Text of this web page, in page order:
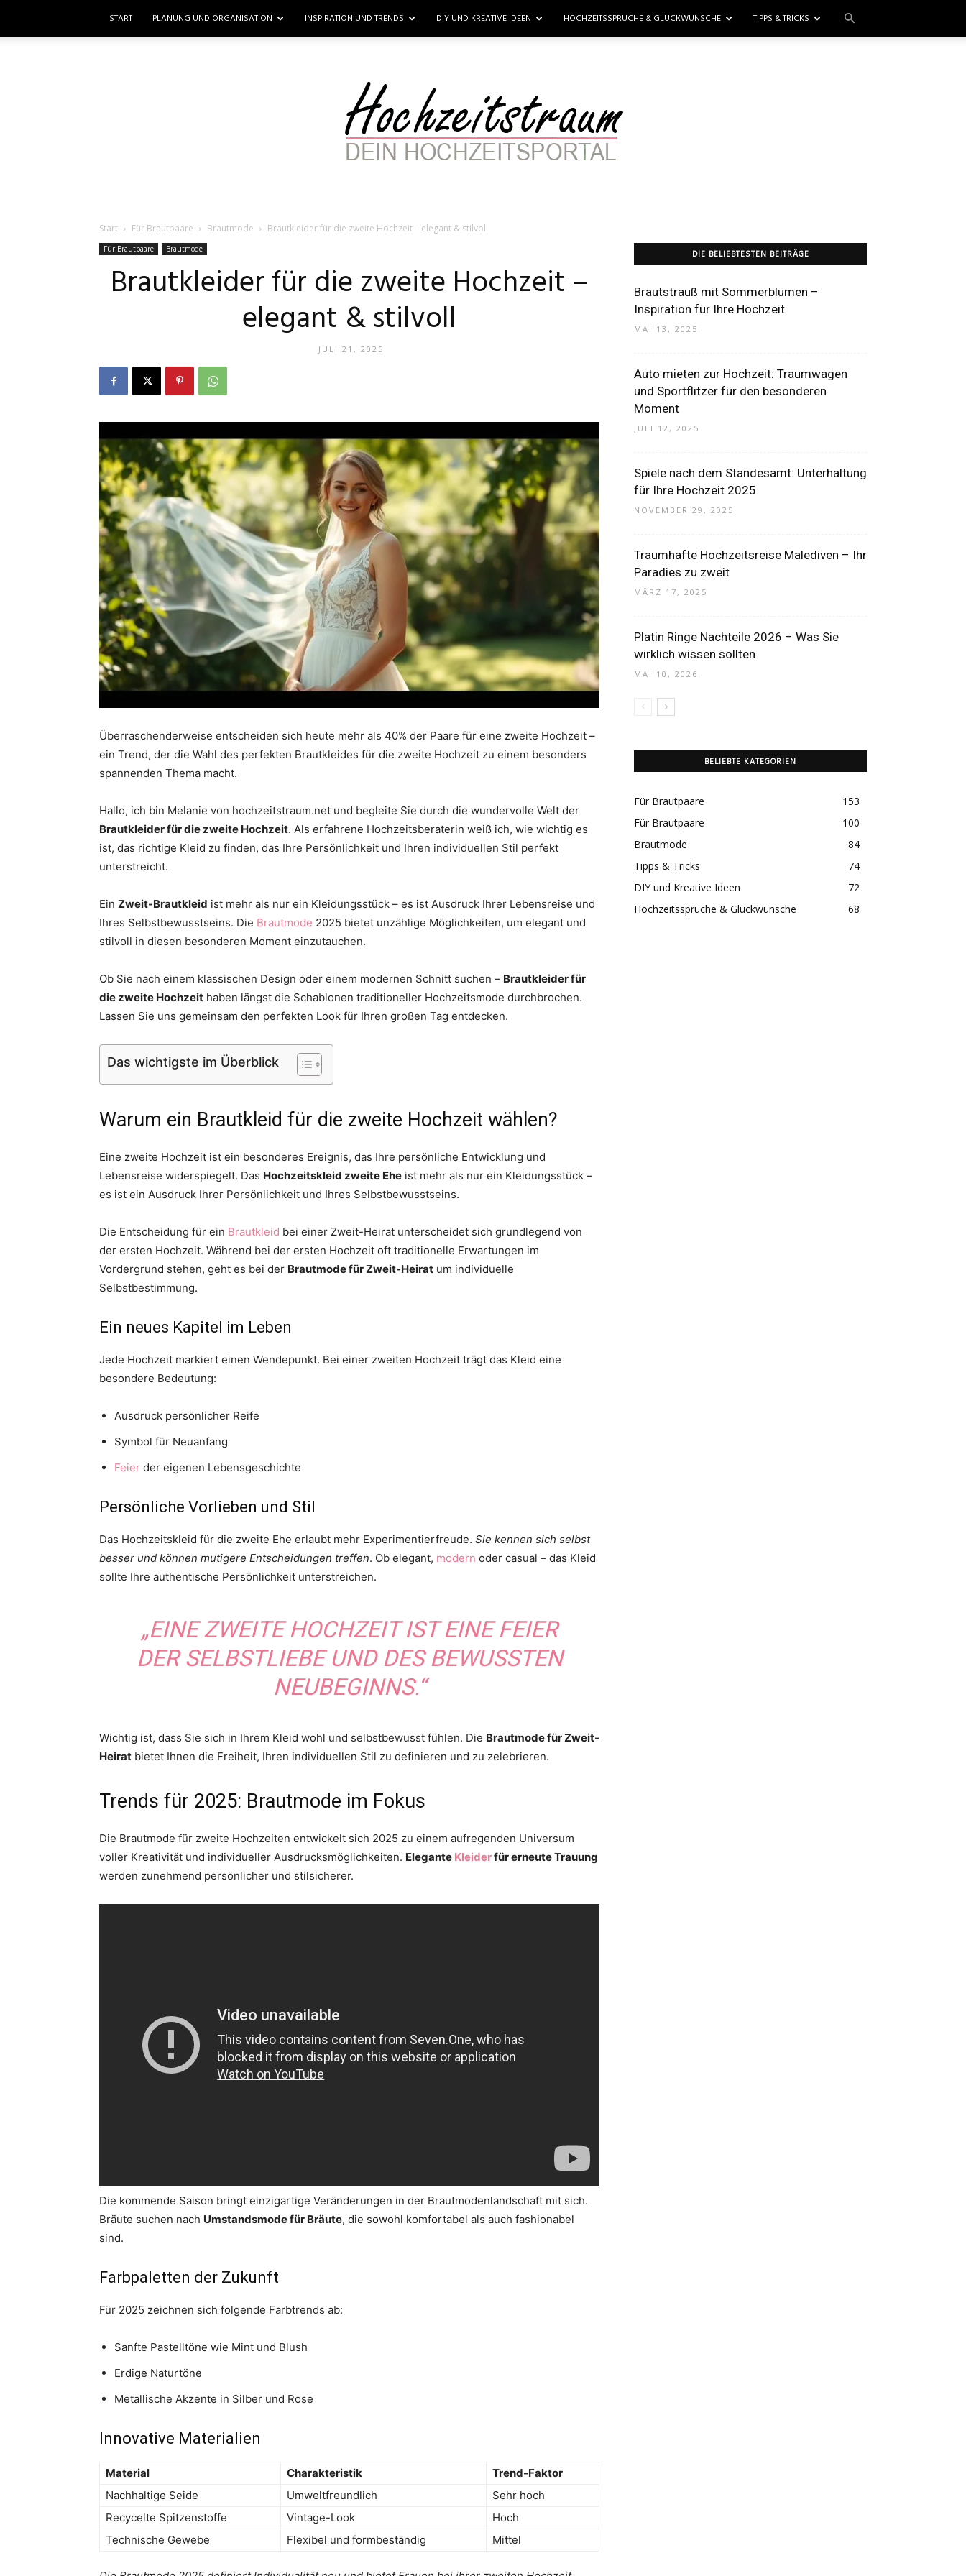
START PLANUNG UND ORGANISATION INSPIRATION UND TRENDS DIY UND KREATIVE IDEEN HOCHZEITSSPRÜCHE & GLÜCKWÜNSCHE TIPPS & TRICKS
Dein
Hochzeit
Start Für Brautpaare Brautmode Brautkleider für die zweite Hochzeit – elegant & stilvoll
Für Brautpaare Brautmode
Brautkleider für die zweite Hochzeit –
elegant & stilvoll
JULI 21, 2025
Überraschenderweise entscheiden sich heute mehr als 40% der Paare für eine zweite Hochzeit –
ein Trend, der die Wahl des perfekten Brautkleides für die zweite Hochzeit zu einem besonders
spannenden Thema macht.
Hallo, ich bin Melanie von hochzeitstraum.net und begleite Sie durch die wundervolle Welt der
Brautkleider für die zweite Hochzeit. Als erfahrene Hochzeitsberaterin weiß ich, wie wichtig es
ist, das richtige Kleid zu finden, das Ihre Persönlichkeit und Ihren individuellen Stil perfekt
unterstreicht.
Ein Zweit-Brautkleid ist mehr als nur ein Kleidungsstück – es ist Ausdruck Ihrer Lebensreise und
Ihres Selbstbewusstseins. Die Brautmode 2025 bietet unzählige Möglichkeiten, um elegant und
stilvoll in diesen besonderen Moment einzutauchen.
Ob Sie nach einem klassischen Design oder einem modernen Schnitt suchen – Brautkleider für
die zweite Hochzeit haben längst die Schablonen traditioneller Hochzeitsmode durchbrochen.
Lassen Sie uns gemeinsam den perfekten Look für Ihren großen Tag entdecken.
Das wichtigste im Überblick
Warum ein Brautkleid für die zweite Hochzeit wählen?
Eine zweite Hochzeit ist ein besonderes Ereignis, das Ihre persönliche Entwicklung und
Lebensreise widerspiegelt. Das Hochzeitskleid zweite Ehe ist mehr als nur ein Kleidungsstück –
es ist ein Ausdruck Ihrer Persönlichkeit und Ihres Selbstbewusstseins.
Die Entscheidung für ein Brautkleid bei einer Zweit-Heirat unterscheidet sich grundlegend von
der ersten Hochzeit. Während bei der ersten Hochzeit oft traditionelle Erwartungen im
Vordergrund stehen, geht es bei der Brautmode für Zweit-Heirat um individuelle
Selbstbestimmung.
Ein neues Kapitel im Leben
Jede Hochzeit markiert einen Wendepunkt. Bei einer zweiten Hochzeit trägt das Kleid eine
besondere Bedeutung:
Ausdruck persönlicher Reife
Symbol für Neuanfang
Feier der eigenen Lebensgeschichte
Persönliche Vorlieben und Stil
Das Hochzeitskleid für die zweite Ehe erlaubt mehr Experimentierfreude. Sie kennen sich selbst
besser und können mutigere Entscheidungen treffen. Ob elegant, modern oder casual – das Kleid
sollte Ihre authentische Persönlichkeit unterstreichen.
„EINE ZWEITE HOCHZEIT IST EINE FEIER
DER SELBSTLIEBE UND DES BEWUSSTEN
NEUBEGINNS.“
Wichtig ist, dass Sie sich in Ihrem Kleid wohl und selbstbewusst fühlen. Die Brautmode für Zweit-
Heirat bietet Ihnen die Freiheit, Ihren individuellen Stil zu definieren und zu zelebrieren.
Trends für 2025: Brautmode im Fokus
Die Brautmode für zweite Hochzeiten entwickelt sich 2025 zu einem aufregenden Universum
voller Kreativität und individueller Ausdrucksmöglichkeiten. Elegante Kleiderfür erneute Trauung
werden zunehmend persönlicher und stilsicherer.
Die kommende Saison bringt einzigartige Veränderungen in der Brautmodenlandschaft mit sich.
Bräute suchen nach Umstandsmode für Bräute, die sowohl komfortabel als auch fashionabel
sind.
Farbpaletten der Zukunft
Für 2025 zeichnen sich folgende Farbtrends ab:
Sanfte Pastelltöne wie Mint und Blush
Erdige Naturtöne
Metallische Akzente in Silber und Rose
Innovative Materialien
Material Charakteristik
Trend-Faktor
Nachhaltige Seide
Umweltfreundlich
Sehr hoch
Recycelte Spitzenstoffe
Vintage-Look
Hoch
Technische Gewebe
Flexibel und formbeständig Mittel
DIE BELIEBTESTEN BEITRÄGE
Brautstrauß mit Sommerblumen –
Inspiration für Ihre Hochzeit
MAI 13, 2025
Auto mieten zur Hochzeit: Traumwagen
und Sportflitzer für den besonderen
Moment
JULI 12, 2025
Spiele nach dem Standesamt: Unterhaltung
für Ihre Hochzeit 2025
NOVEMBER 29, 2025
Traumhafte Hochzeitsreise Malediven – Ihr
Paradies zu zweit
MÄRZ 17, 2025
Platin Ringe Nachteile 2026 – Was Sie
wirklich wissen sollten
MAI 10, 2026
BELIEBTE KATEGORIEN
Für Brautpaare
153
Für Brautpaare
100
Brautmode
84
Tipps & Tricks
74
DIY und Kreative Ideen
72
Hochzeitssprüche & Glückwünsche
68